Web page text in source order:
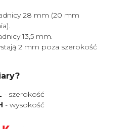
28 mm (20 mm
13,5 mm.
2 mm poza szerokość
- szerokość
- wysokość